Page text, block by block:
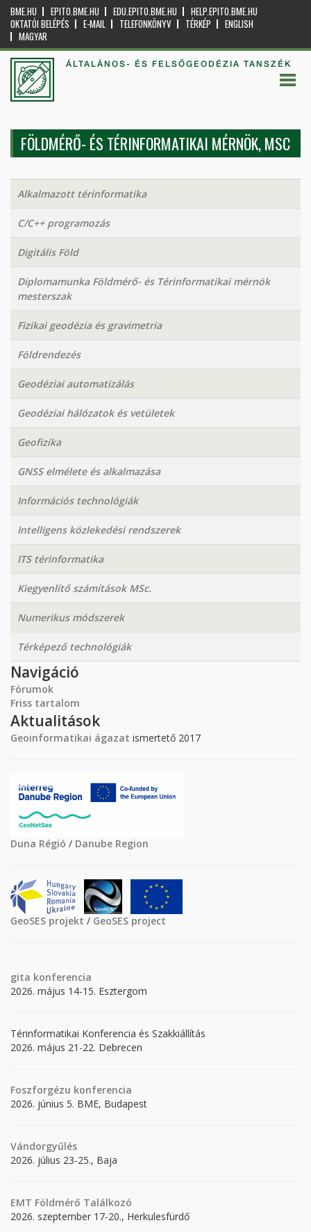
BME.HU EPITO.BME.HU EDU.EPITO.BME.HU
HELP.EPITO.BME.HU
OKTATÓI BELÉPÉS
E-MAIL TELEFONKÖNYV TÉRKÉP
ENGLISH
MAGYAR
ÁLTALÁNOS- ÉS FELSŐGEODÉZIA TANSZÉK
FÖLDMÉRŐ- ÉS TÉRINFORMATIKAI MÉRNÖK, MSC
Alkalmazott térinformatika
C/C++ programozás
Digitális Föld
Diplomamunka Földmérő- és Térinformatikai mérnök
mesterszak
Fizikai geodézia és gravimetria
Földrendezés
Geodéziai automatizálás
Geodéziai hálózatok és vetületek
Geofizika
GNSS elmélete és alkalmazása
Információs technológiák
Intelligens közlekedési rendszerek
ITS térinformatika
Kiegyenlítő számítások MSc.
Numerikus módszerek
Térképező technológiák
Navigáció
Fórumok
Friss tartalom
Aktualitások
Geoinformatikai ágazat ismertető 2017
Duna Régió / Danube Region
GeoSES projekt / GeoSES project
gita konferencia
2026. május 14-15. Esztergom
Térinformatikai Konferencia és Szakkiállítás
2026. május 21-22. Debrecen
Foszforgézu konferencia
2026. június 5. BME, Budapest
Vándorgyűlés
2026. július 23-25., Baja
EMT Földmérő Találkozó
2026. szeptember 17-20., Herkulesfürdő